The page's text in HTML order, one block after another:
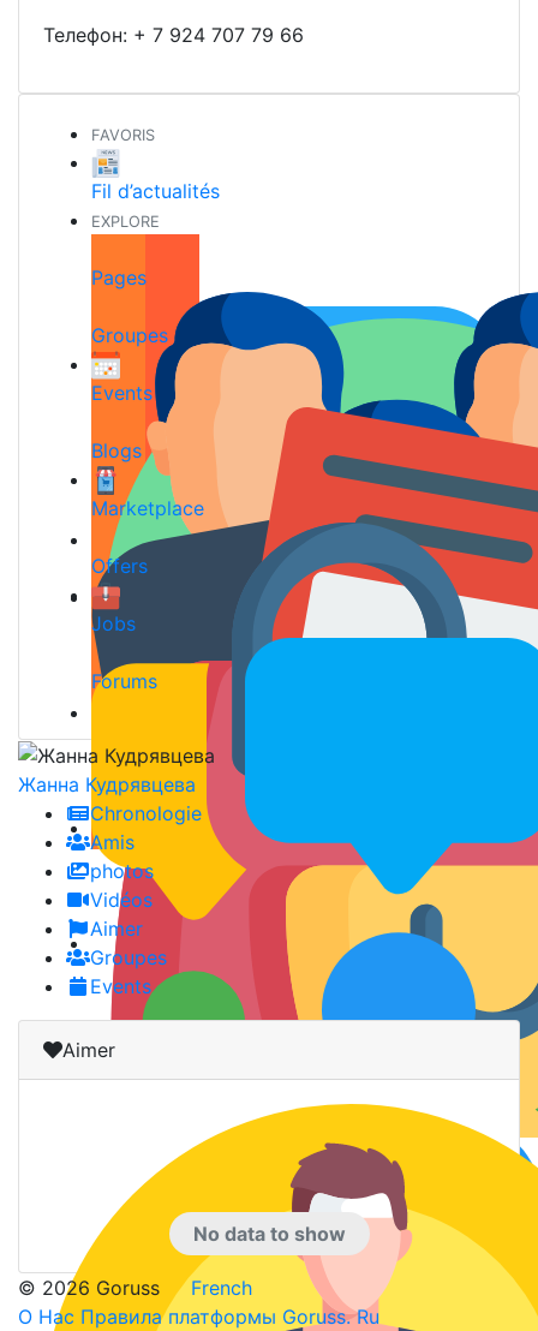
Телефон: + 7 924 707 79 66
FAVORIS
Fil d’actualités
EXPLORE
Pages
Groupes
Events
Blogs
Marketplace
Offers
Jobs
Forums
Жанна Кудрявцевa
Chronologie
Amis
photos
Vidéos
Aimer
Groupes
Events
Aimer
No data to show
© 2026 Goruss
French
О Нас Правила платформы Goruss. Ru